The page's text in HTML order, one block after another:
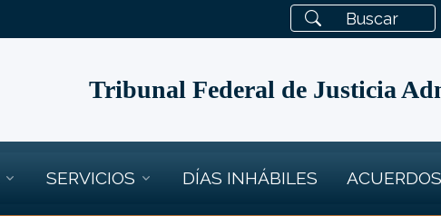
Tribunal Federal de Justicia
SERVICIOS DÍAS INHÁBILES ACUERDOS